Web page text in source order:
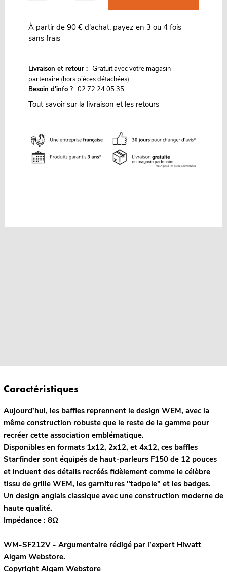
À partir de 90 € d'achat, payez en 3 ou 4 fois
sans frais
Livraison et retour : Gratuit avec votre magasin
partenaire (hors pièces détachées)
Besoin d'info ? 02 72 24 05 35
Tout savoir sur la livraison et les retours
Caractéristiques
Aujourd’hui, les baffles reprennent le design WEM, avec la
même construction robuste que le reste de la gamme pour
recréer cette association emblématique.
Disponibles en formats 1x12, 2x12, et 4x12, ces baffles
Starfinder sont équipés de haut-parleurs F150 de 12 pouces
et incluent des détails recréés fidèlement comme le célèbre
tissu de grille WEM, les garnitures "tadpole" et les badges.
Un design anglais classique avec une construction moderne de
haute qualité.
Impédance : 8Ω
WM-SF212V - Argumentaire rédigé par l’expert Hiwatt
Algam Webstore.
Copyright Algam Webstore